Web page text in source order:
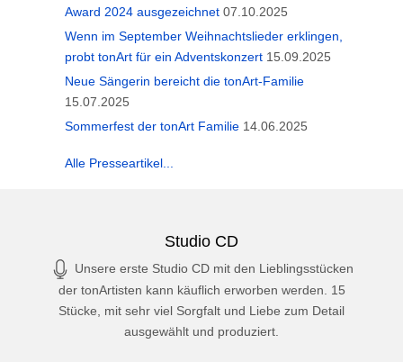
Award 2024 ausgezeichnet 07.10.2025
Wenn im September Weihnachtslieder erklingen,
probt tonArt für ein Adventskonzert 15.09.2025
Neue Sängerin bereicht die tonArt-Familie
15.07.2025
Sommerfest der tonArt Familie 14.06.2025
Alle Presseartikel...
Studio CD
Unsere erste Studio CD mit den Lieblingsstücken
der tonArtisten kann käuflich erworben werden. 15
Stücke, mit sehr viel Sorgfalt und Liebe zum Detail
ausgewählt und produziert.